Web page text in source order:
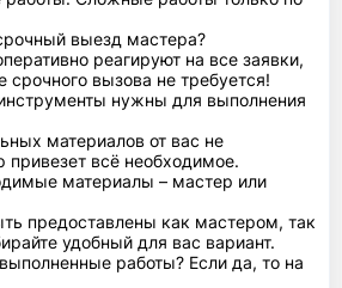
выезд мастера?
реагируют на все заявки,
вызова не требуется!
нужны для выполнения
материалов от вас не
привезет всё необходимое.
материалы – мастер или
предоставлены как мастером, так
удобный для вас вариант.
работы? Если да, то на